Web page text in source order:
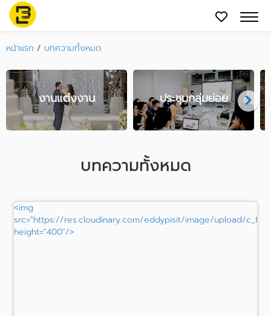
หน้าแรก / บทความทั้งหมด
งานแต่งงาน ประชุมกลุ่มย่อย
บทความทั้งหมด
<img
src="https://res.cloudinary.com/eddypisit/image/upload/
height="400"/>